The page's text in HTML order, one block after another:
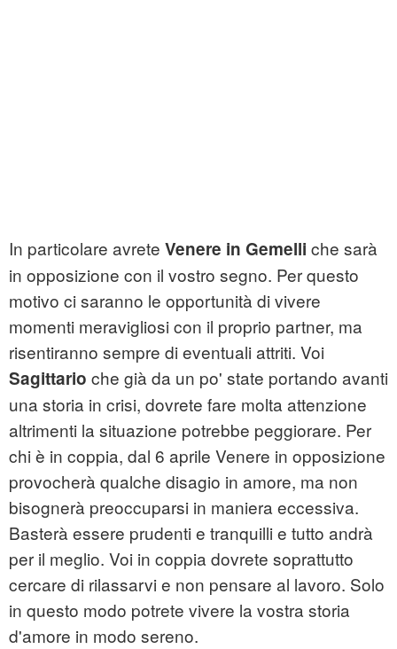
In particolare avrete Venere in Gemelli che sarà
in opposizione con il vostro segno. Per questo
motivo ci saranno le opportunità di vivere
momenti meravigliosi con il proprio partner, ma
risentiranno sempre di eventuali attriti. Voi
Sagittario che già da un po' state portando avanti
una storia in crisi, dovrete fare molta attenzione
altrimenti la situazione potrebbe peggiorare. Per
chi è in coppia, dal 6 aprile Venere in opposizione
provocherà qualche disagio in amore, ma non
bisognerà preoccuparsi in maniera eccessiva.
Basterà essere prudenti e tranquilli e tutto andrà
per il meglio. Voi in coppia dovrete soprattutto
cercare di rilassarvi e non pensare al lavoro. Solo
in questo modo potrete vivere la vostra storia
d'amore in modo sereno.